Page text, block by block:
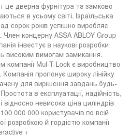
це дверна фурнітура та замково-
в усьому світі. Ізраїльська
сорок років успішно виробляє
Член концерну ASSA ABLOY Group
інвестує в наукові розробки
високим вимогам замикання.
компанії Mul-T-Lock є виробництво
Компанія пропонує широку лінійку
для вирішення завдань будь-
в експлуатації, надійність,
відносно невисока ціна циліндрів
000 000 користувачів по всій
розробкою й гордістю компанії
+